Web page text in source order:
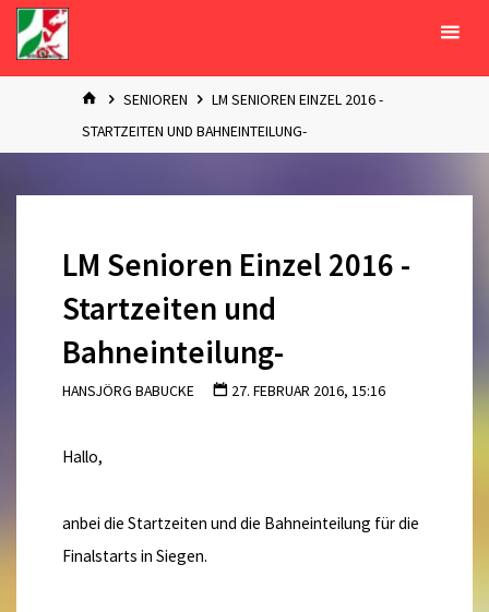
Zum
Inhalt
springen
STARTSENIOREN
LM SENIOREN EINZEL 2016 -
STARTZEITEN UND BAHNEINTEILUNG-
LM Senioren Einzel 2016 -
Startzeiten und
Bahneinteilung-
HANSJÖRG BABUCKE 27. FEBRUAR 2016, 15:16
Hallo,
anbei die Startzeiten und die Bahneinteilung für die
Finalstarts in Siegen.